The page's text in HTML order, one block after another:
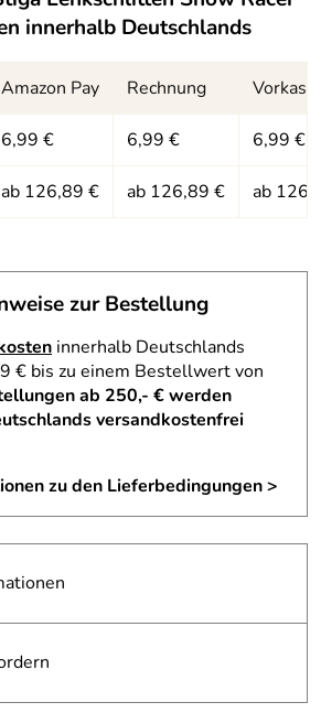
manövrieren. Belastbar bis
und sind in kürzester Zeit
als nur zu empfehlen. Super.
innerhalb Deutschlands
Amazon Pay Rechnung
6,99 € 6,99 € 6,99 €
ab 126,89 € ab 126,89 € ab
zur Bestellung
innerhalb Deutschlands
€ bis zu einem Bestellwert von
ab 250,- € werden
versandkostenfrei
zu den Lieferbedingungen >